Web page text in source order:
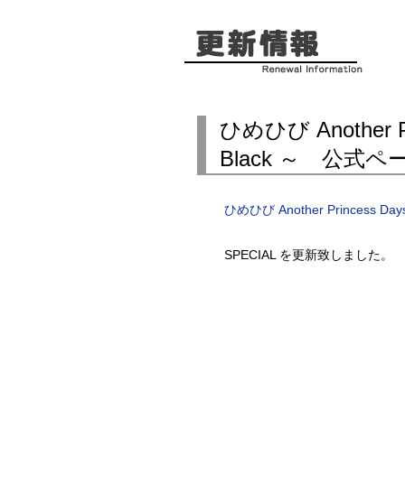
ひめひび Another
Black ～ 公式ペ
ひめひび Another Princess
SPECIAL を更新致しました。